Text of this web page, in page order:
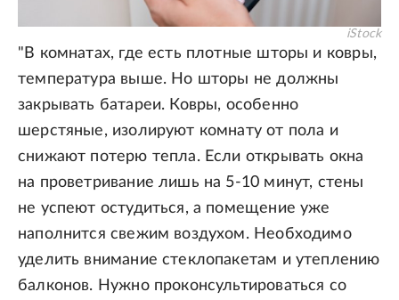
iStock
"В комнатах, где есть плотные шторы и ковры,
температура выше. Но шторы не должны
закрывать батареи. Ковры, особенно
шерстяные, изолируют комнату от пола и
снижают потерю тепла. Если открывать окна
на проветривание лишь на 5-10 минут, стены
не успеют остудиться, а помещение уже
наполнится свежим воздухом. Необходимо
уделить внимание стеклопакетам и утеплению
балконов. Нужно проконсультироваться со